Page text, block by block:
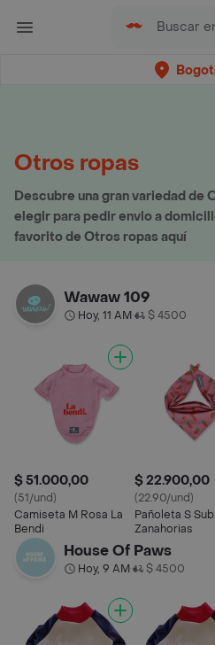
Otros ropas
Descubre una gran variedad de
elegir para pedir envio a
favorito de Otros ropas aquí
Wawaw 109
Hoy, 11 AM• $ 4500
$ 51.000,00
(51/und)
Camiseta M Rosa La
Bendi
$ 22.900,00
(22.90/und)
Pañoleta S
Zanahorias
House Of Paws
Hoy, 9 AM• $ 4500